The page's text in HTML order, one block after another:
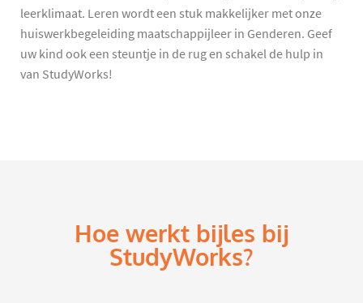
leerklimaat. Leren wordt een stuk makkelijker met onze
huiswerkbegeleiding maatschappijleer in Genderen. Geef
uw kind ook een steuntje in de rug en schakel de hulp in
van StudyWorks!
Hoe werkt bijles bij
StudyWorks?